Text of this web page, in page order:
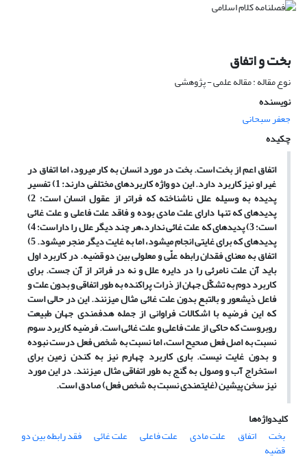
بخت و اتفاق
نوع مقاله : مقاله علمی - پژوهشی
نویسنده
جعفر سبحانی
چکیده
اتفاق اعم از بخت است. بخت در مورد انسان به کار می‏رود، اما اتفاق در
غیر او نیز کاربرد دارد. این دو واژه کاربردهای مختلفی دارند: 1) تفسیر
پدیده به وسیله علل ناشناخته که فراتر از عقول انسان است؛ 2)
پدیده‏ای که تنها دارای علت مادی بوده و فاقد علت فاعلی و علت غائی
است؛ 3) پدیده‏ای که علت غائی ندارد،هر چند دیگر علل را داراست؛ 4)
پدیده‏ای که برای غایتی انجام می‏شود، اما به غایت دیگر منجر می‏شود. 5)
اتفاق به معنای فقدان رابطه علّی و معلولی بین دو قضیه. در کاربرد اول
باید آن علت نامرئی را در دایره علل و نه در فراتر از آن جست. برای
کاربرد دوم به تشکّل جهان از ذرات پراکنده به طور اتفاقی و بدون علت و
فاعل ذی‏شعور و بالتبع بدون علت غائی مثال می‏زنند. این در حالی است
که این فرضیه با اشکالات فراوانی از جمله هدفمندی جهان طبیعت
روبروست که حاکی از علت فاعلی و علت غائی است. فرضیه کاربرد سوم
نسبت به اصل فعل صحیح است، اما نسبت به شخص فعل درست نبوده
و بدون غایت نیست. باری کاربرد چهارم نیز به کندن زمین برای
استخراج آب و وصول به گنج به طور اتفاقی مثال می‏زنند. در این مورد
نیز سخن پیشین (غایتمندی نسبت به شخص فعل) صادق است.
کلیدواژه‌ها
بخت
اتفاق علت مادی علت فاعلی علت غائی فقد رابطه بین دو
قضیه